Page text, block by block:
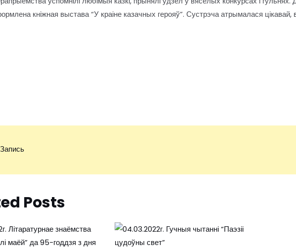
кніжная выстава “У краіне казачных герояў”. Сустрэча атрымалася цікавай,
Posts